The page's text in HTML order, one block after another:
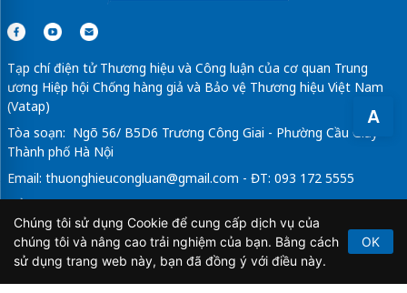
A
Tạp chí điện tử Thương hiệu và Công luận của cơ quan Trung
ương Hiệp hội Chống hàng giả và Bảo vệ Thương hiệu Việt Nam
(Vatap)
Tòa soạn: Ngõ 56/ B5D6 Trương Công Giai - Phường Cầu Giấy -
Thành phố Hà Nội
Email: thuonghieucongluan@gmail.com - ĐT: 093 172 5555
Tổng Biên Tập: Vũ Đức Thuận
Giấy phép hoạt động báo chí điện tử số 64/GP-BTTTT do Bộ
Thông tin và Truyền thông cấp ngày 21/2/2020.
Chúng tôi sử dụng Cookie để cung cấp dịch vụ của
chúng tôi và nâng cao trải nghiệm của bạn. Bằng cách
sử dụng trang web này, bạn đã đồng ý với điều này.
OK